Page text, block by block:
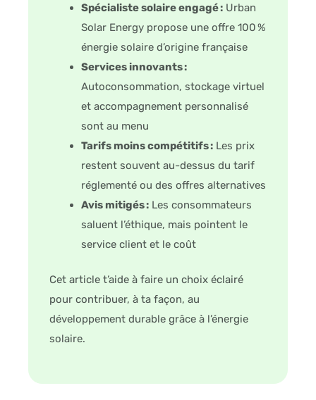
Spécialiste solaire engagé : Urban
Solar Energy propose une offre 100 %
énergie solaire d’origine française
Services innovants :
Autoconsommation, stockage virtuel
et accompagnement personnalisé
sont au menu
Tarifs moins compétitifs : Les prix
restent souvent au-dessus du tarif
réglementé ou des offres alternatives
Avis mitigés : Les consommateurs
saluent l’éthique, mais pointent le
service client et le coût
Cet article t’aide à faire un choix éclairé
pour contribuer, à ta façon, au
développement durable grâce à l’énergie
solaire.